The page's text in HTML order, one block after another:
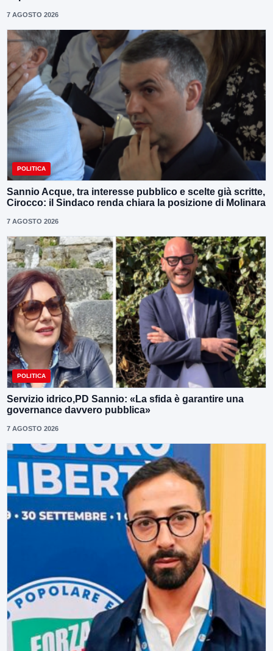
7 AGOSTO 2026
POLITICA
Sannio Acque, tra interesse pubblico e scelte già scritte,
Cirocco: il Sindaco renda chiara la posizione di Molinara
7 AGOSTO 2026
POLITICA
Servizio idrico,PD Sannio: «La sfida è garantire una
governance davvero pubblica»
7 AGOSTO 2026